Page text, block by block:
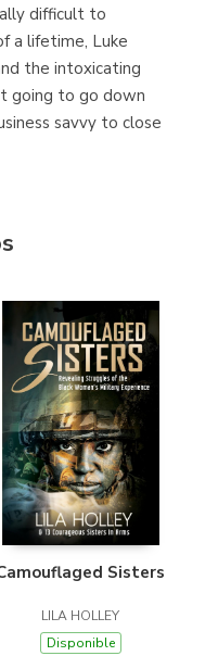
difficult to
a lifetime, Luke
the intoxicating
going to go down
savvy to close
Sisters
LILA HOLLEY
Disponible